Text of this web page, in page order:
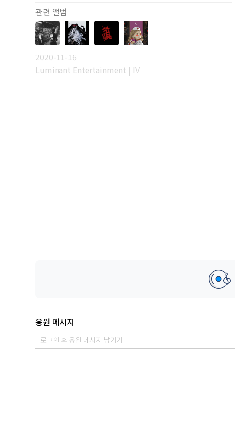
관련 앨범
2020-11-16
Luminant Entertainment | IV
응원 메시지